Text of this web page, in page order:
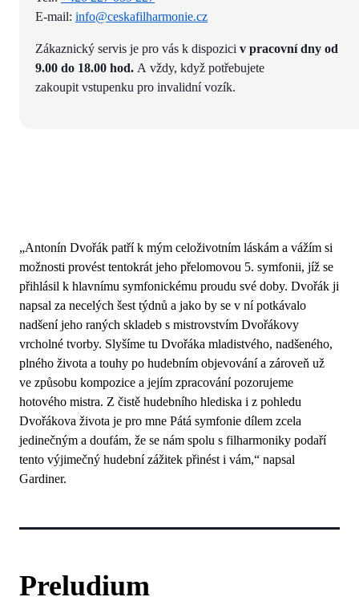
E-mail: info@ceskafilharmonie.cz
Zákaznický servis je pro vás k dispozici v pracovní dny od
9.00 do 18.00 hod. A vždy, když potřebujete
zakoupit vstupenku pro invalidní vozík.
„Antonín Dvořák patří k mým celoživotním láskám a vážím si
možnosti provést tentokrát jeho přelomovou 5. symfonii, jíž se
přihlásil k hlavnímu symfonickému proudu své doby. Dvořák ji
napsal za necelých šest týdnů a jako by se v ní potkávalo
nadšení jeho raných skladeb s mistrovstvím Dvořákovy
vrcholné tvorby. Slyšíme tu Dvořáka mladistvého, nadšeného,
plného života a touhy po hudebním objevování a zároveň už
ve způsobu kompozice a jejím zpracování pozorujeme
hotového mistra. Z čistě hudebního hlediska i z pohledu
Dvořákova života je pro mne Pátá symfonie dílem zcela
jedinečným a doufám, že se nám spolu s filharmoniky podaří
tento výjimečný hudební zážitek přinést i vám,“ napsal
Gardiner.
Preludium